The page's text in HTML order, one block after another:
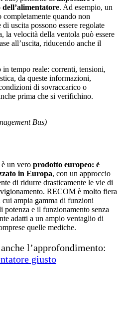
. Ad esempio, un
completamente quando non
uscita possono essere regolate
la velocità della ventola può essere
all’uscita, riducendo anche il
tempo reale: correnti, tensioni,
da queste informazioni,
di sovraccarico o
prima che si verifichino.
Bus)
un vero prodotto europeo: è
in Europa, con un approccio
di ridurre drasticamente le vie di
RECOM è molto fiera
ampia gamma di funzioni
potenza e il funzionamento senza
adatti a un ampio ventaglio di
quelle mediche.
l’approfondimento:
giusto